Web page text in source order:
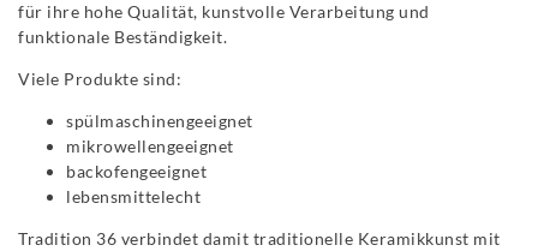
für ihre hohe Qualität, kunstvolle Verarbeitung und
funktionale Beständigkeit.
Viele Produkte sind:
spülmaschinengeeignet
mikrowellengeeignet
backofengeeignet
lebensmittelecht
Tradition 36 verbindet damit traditionelle Keramikkunst mit